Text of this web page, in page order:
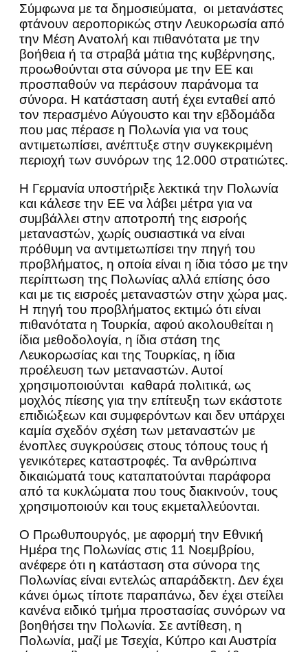
Σύμφωνα με τα δημοσιεύματα, οι μετανάστες
φτάνουν αεροπορικώς στην Λευκορωσία από
την Μέση Ανατολή και πιθανότατα με την
βοήθεια ή τα στραβά μάτια της κυβέρνησης,
προωθούνται στα σύνορα με την ΕΕ και
προσπαθούν να περάσουν παράνομα τα
σύνορα. Η κατάσταση αυτή έχει ενταθεί από
τον περασμένο Αύγουστο και την εβδομάδα
που μας πέρασε η Πολωνία για να τους
αντιμετωπίσει, ανέπτυξε στην συγκεκριμένη
περιοχή των συνόρων της 12.000 στρατιώτες.
Η Γερμανία υποστήριξε λεκτικά την Πολωνία
και κάλεσε την ΕΕ να λάβει μέτρα για να
συμβάλλει στην αποτροπή της εισροής
μεταναστών, χωρίς ουσιαστικά να είναι
πρόθυμη να αντιμετωπίσει την πηγή του
προβλήματος, η οποία είναι η ίδια τόσο με την
περίπτωση της Πολωνίας αλλά επίσης όσο
και με τις εισροές μεταναστών στην χώρα μας.
Η πηγή του προβλήματος εκτιμώ ότι είναι
πιθανότατα η Τουρκία, αφού ακολουθείται η
ίδια μεθοδολογία, η ίδια στάση της
Λευκορωσίας και της Τουρκίας, η ίδια
προέλευση των μεταναστών. Αυτοί
χρησιμοποιούνται καθαρά πολιτικά, ως
μοχλός πίεσης για την επίτευξη των εκάστοτε
επιδιώξεων και συμφερόντων και δεν υπάρχει
καμία σχεδόν σχέση των μεταναστών με
ένοπλες συγκρούσεις στους τόπους τους ή
γενικότερες καταστροφές. Τα ανθρώπινα
δικαιώματά τους καταπατούνται παράφορα
από τα κυκλώματα που τους διακινούν, τους
χρησιμοποιούν και τους εκμεταλλεύονται.
Ο Πρωθυπουργός, με αφορμή την Εθνική
Ημέρα της Πολωνίας στις 11 Νοεμβρίου,
ανέφερε ότι η κατάσταση στα σύνορα της
Πολωνίας είναι εντελώς απαράδεκτη. Δεν έχει
κάνει όμως τίποτε παραπάνω, δεν έχει στείλει
κανένα ειδικό τμήμα προστασίας συνόρων να
βοηθήσει την Πολωνία. Σε αντίθεση, η
Πολωνία, μαζί με Τσεχία, Κύπρο και Αυστρία